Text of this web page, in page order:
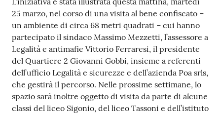
25 marzo, nel corso di una visita al bene confiscato –
un ambiente di circa 68 metri quadrati – cui hanno
partecipato il sindaco Massimo Mezzetti, l’assessore a
Legalità e antimafie Vittorio Ferraresi, il presidente
del Quartiere 2 Giovanni Gobbi, insieme a referenti
dell’ufficio Legalità e sicurezze e dell’azienda Poa srls,
che gestirà il percorso. Nelle prossime settimane, lo
spazio sarà inoltre oggetto di visita da parte di alcune
classi del liceo Sigonio, del liceo Tassoni e dell’istituto